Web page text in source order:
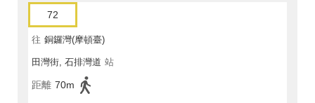
72
往 銅鑼灣(摩頓臺)
田灣街, 石排灣道 站
距離 70m